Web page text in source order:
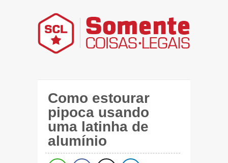
Como estourar
pipoca usando
uma latinha de
alumínio